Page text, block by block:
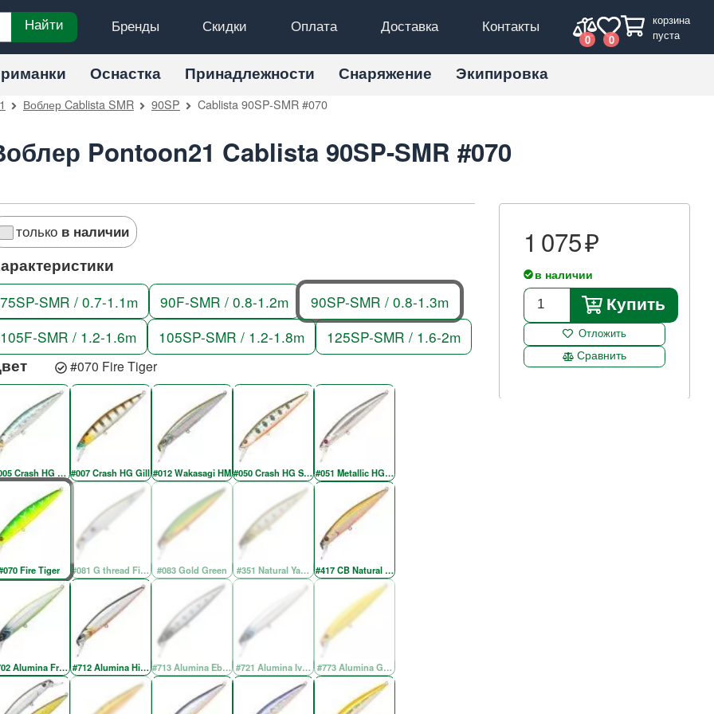
Бренды Скидки Оплата Доставка Контакты
Найти
0 0
корзина
пуста
Оснастка Принадлежности Снаряжение Экипировка
Воблер Cablista SMR 90SP Cablista 90SP-SMR #070
Pontoon21 Cablista 90SP-SMR #070
только в наличии
75SP-SMR / 0.7-1.1m 90F-SMR / 0.8-1.2m
90SP-SMR / 0.8-1.3m
105F-SMR / 1.2-1.6m
105SP-SMR / 1.2-1.8m 125SP-SMR / 1.6-2m
#070 Fire Tiger
Crash HG Wakasagi#007 Crash HG Gill #012 Wakasagi HM #050 Crash HG Silver Amago#051 Metallic HG Silver & Black OB RE
Fire Tiger #081 G thread Fin Shad#083 Gold Green #351 Natural Yamame YE#417 CB Natural Brown
Alumina Fresh Green SH#712 Alumina Higenaga#713 Alumina Ebony Yamame#721 Alumina Ivory Back Silver#773 Alumina Gold Chartreuse
1 075
в наличии
Купить
Отложить
Сравнить